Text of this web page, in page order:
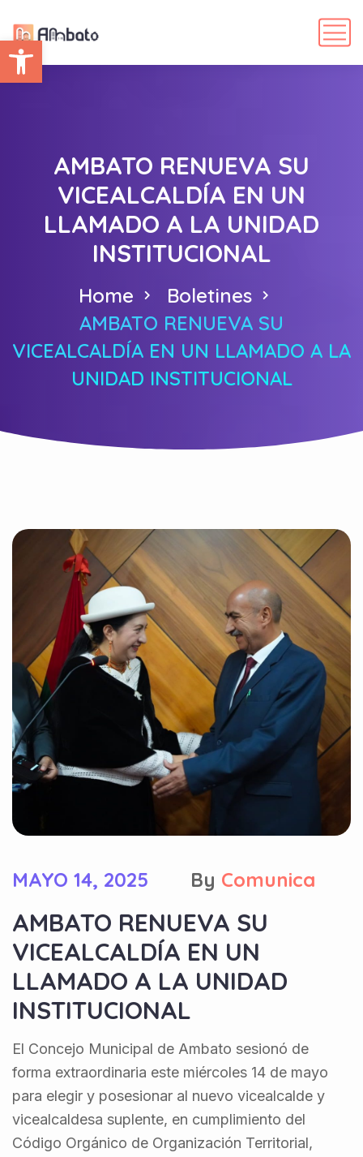
Abrir barra de herramientas
AMBATO RENUEVA SU
VICEALCALDÍA EN UN
LLAMADO A LA UNIDAD
INSTITUCIONAL
Home
Boletines
AMBATO RENUEVA SU
VICEALCALDÍA EN UN LLAMADO A LA
UNIDAD INSTITUCIONAL
MAYO 14, 2025 By Comunica
AMBATO RENUEVA SU
VICEALCALDÍA EN UN
LLAMADO A LA UNIDAD
INSTITUCIONAL
El Concejo Municipal de Ambato sesionó de
forma extraordinaria este miércoles 14 de mayo
para elegir y posesionar al nuevo vicealcalde y
vicealcaldesa suplente, en cumplimiento del
Código Orgánico de Organización Territorial,